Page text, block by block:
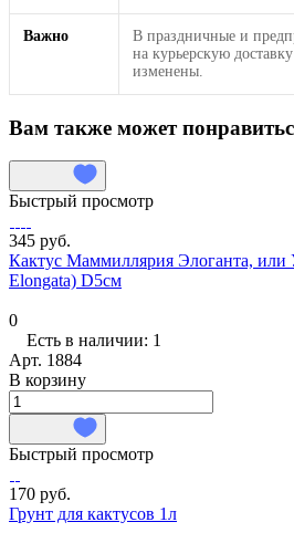
Важно
В праздничные и
на курьерскую
изменены.
Вам также может
Быстрый просмотр
345 руб.
Кактус Маммиллярия Элоганта, или
Elongata) D5см
0
Есть в наличии: 1
Арт. 1884
В корзину
Быстрый просмотр
170 руб.
Грунт для кактусов 1л